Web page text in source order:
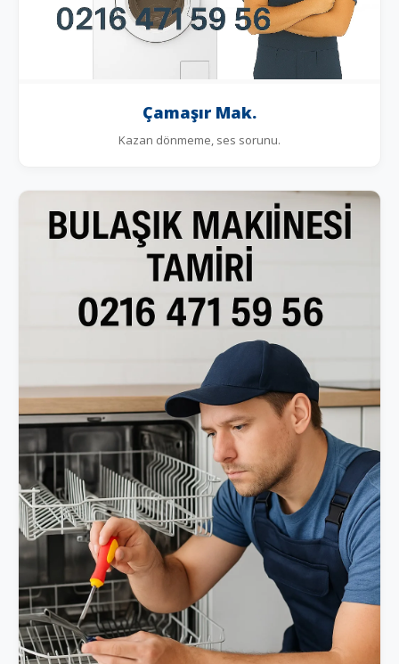
Çamaşır Mak.
Kazan dönmeme, ses sorunu.